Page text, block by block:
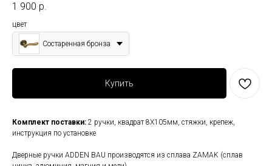
1 900 р.
цвет
Состаренная бронза
Купить
Комплект поставки: 2 ручки, квадрат 8Х105мм, стяжки, крепеж,
инструкция по установке
Дверные ручки ADDEN BAU производятся из сплава ZAMAK (сплав